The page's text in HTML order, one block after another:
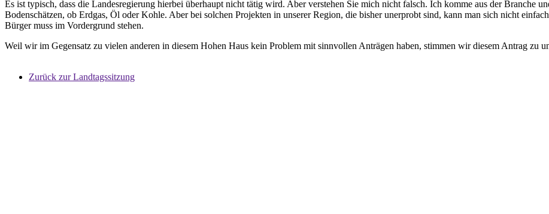
Es ist typisch, dass die Landesregierung hierbei überhaupt nicht tätig wird. Aber verstehen Sie mich nicht falsch. Ich komme aus der Branche
Bodenschätzen, ob Erdgas, Öl oder Kohle. Aber bei solchen Projekten in unserer Region, die bisher unerprobt sind, kann man sich nicht
Bürger muss im Vordergrund stehen.
Weil wir im Gegensatz zu vielen anderen in diesem Hohen Haus kein Problem mit sinnvollen Anträgen haben, stimmen wir diesem Antrag zu
Zurück zur Landtagssitzung